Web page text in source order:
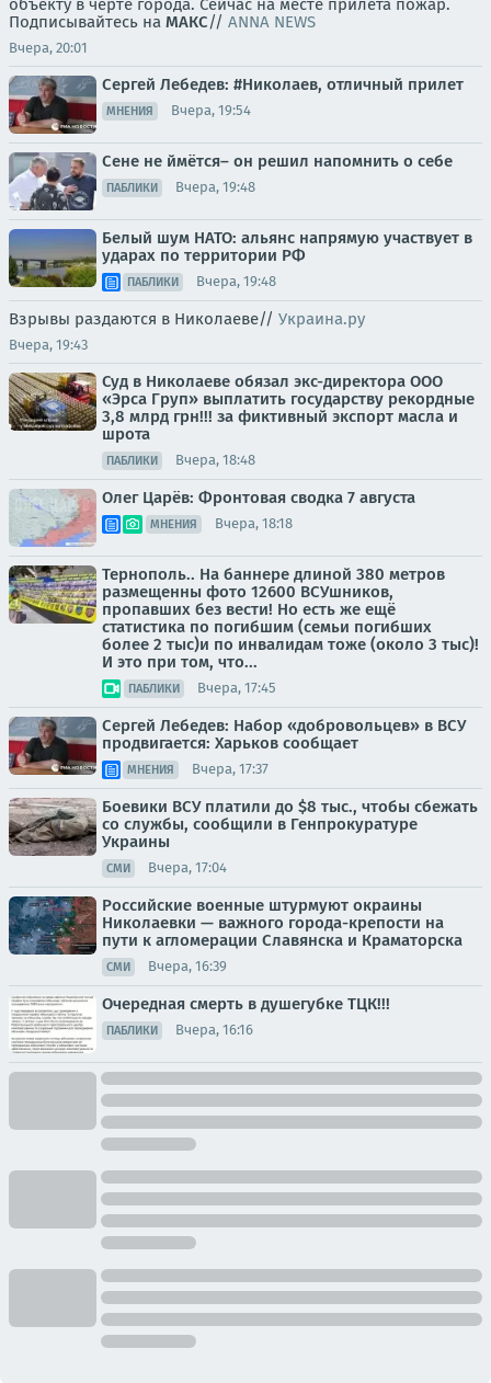
объекту в черте города. Сейчас на месте прилета пожар.
Подписывайтесь на МАКС// ANNA NEWS
Вчера, 20:01
Сергей Лебедев: #Николаев, отличный прилет
МНЕНИЯ Вчера, 19:54
Сене не ймётся– он решил напомнить о себе
ПАБЛИКИ Вчера, 19:48
Белый шум НАТО: альянс напрямую участвует в
ударах по территории РФ
ПАБЛИКИ Вчера, 19:48
Взрывы раздаются в Николаеве// Украина.ру
Вчера, 19:43
Суд в Николаеве обязал экс-директора ООО
«Эрса Груп» выплатить государству рекордные
3,8 млрд грн!!! за фиктивный экспорт масла и
шрота
ПАБЛИКИ Вчера, 18:48
Олег Царёв: Фронтовая сводка 7 августа
МНЕНИЯ Вчера, 18:18
Тернополь.. На баннере длиной 380 метров
размещенны фото 12600 ВСУшников,
пропавших без вести! Но есть же ещё
статистика по погибшим (семьи погибших
более 2 тыс)и по инвалидам тоже (около 3 тыс)!
И это при том, что...
ПАБЛИКИ Вчера, 17:45
Сергей Лебедев: Набор «добровольцев» в ВСУ
продвигается: Харьков сообщает
МНЕНИЯ Вчера, 17:37
Боевики ВСУ платили до $8 тыс., чтобы сбежать
со службы, сообщили в Генпрокуратуре
Украины
СМИ Вчера, 17:04
Российские военные штурмуют окраины
Николаевки — важного города-крепости на
пути к агломерации Славянска и Краматорска
СМИ Вчера, 16:39
Очередная смерть в душегубке ТЦК!!!
ПАБЛИКИ Вчера, 16:16